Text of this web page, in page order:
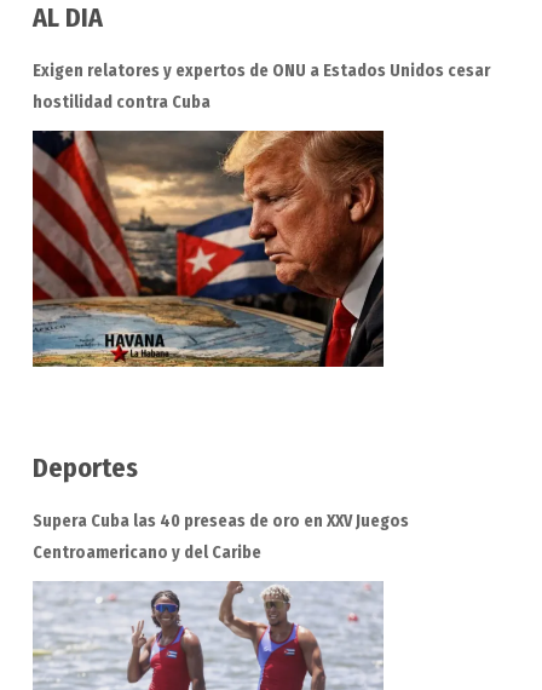
AL DIA
Exigen relatores y expertos de ONU a Estados Unidos cesar
hostilidad contra Cuba
Deportes
Supera Cuba las 40 preseas de oro en XXV Juegos
Centroamericano y del Caribe